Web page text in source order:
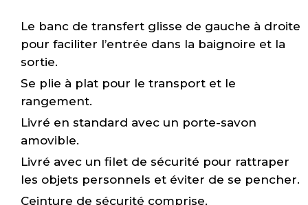
quantity
Le banc de transfert glisse de gauche à droite
pour faciliter l’entrée dans la baignoire et la
sortie.
Se plie à plat pour le transport et le
rangement.
Livré en standard avec un porte-savon
amovible.
Livré avec un filet de sécurité pour rattraper
les objets personnels et éviter de se pencher.
Ceinture de sécurité comprise.